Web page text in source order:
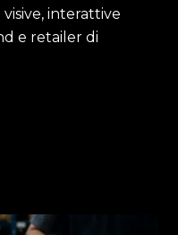
interattive
e retailer di